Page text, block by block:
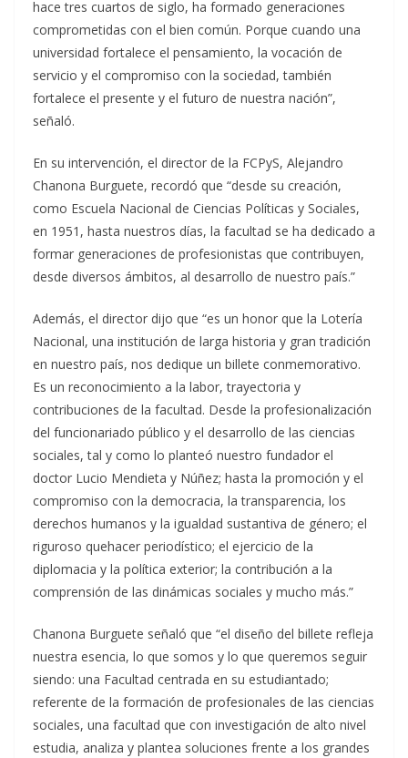
hace tres cuartos de siglo, ha formado generaciones
comprometidas con el bien común. Porque cuando una
universidad fortalece el pensamiento, la vocación de
servicio y el compromiso con la sociedad, también
fortalece el presente y el futuro de nuestra nación”,
señaló.
En su intervención, el director de la FCPyS, Alejandro
Chanona Burguete, recordó que “desde su creación,
como Escuela Nacional de Ciencias Políticas y Sociales,
en 1951, hasta nuestros días, la facultad se ha dedicado a
formar generaciones de profesionistas que contribuyen,
desde diversos ámbitos, al desarrollo de nuestro país.”
Además, el director dijo que “es un honor que la Lotería
Nacional, una institución de larga historia y gran tradición
en nuestro país, nos dedique un billete conmemorativo.
Es un reconocimiento a la labor, trayectoria y
contribuciones de la facultad. Desde la profesionalización
del funcionariado público y el desarrollo de las ciencias
sociales, tal y como lo planteó nuestro fundador el
doctor Lucio Mendieta y Núñez; hasta la promoción y el
compromiso con la democracia, la transparencia, los
derechos humanos y la igualdad sustantiva de género; el
riguroso quehacer periodístico; el ejercicio de la
diplomacia y la política exterior; la contribución a la
comprensión de las dinámicas sociales y mucho más.”
Chanona Burguete señaló que “el diseño del billete refleja
nuestra esencia, lo que somos y lo que queremos seguir
siendo: una Facultad centrada en su estudiantado;
referente de la formación de profesionales de las ciencias
sociales, una facultad que con investigación de alto nivel
estudia, analiza y plantea soluciones frente a los grandes